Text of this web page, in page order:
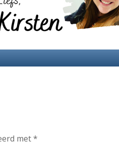
met*